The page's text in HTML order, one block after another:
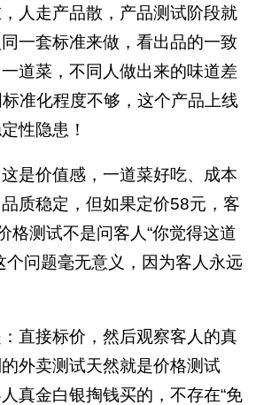
人走产品散，产品测试阶段就
一套标准来做，看出品的一致
道菜，不同人做出来的味道差
准化程度不够，这个产品上线
性隐患！
是价值感，一道菜好吃、成本
质稳定，但如果定价58元，客
格测试不是问客人“你觉得这道
问题毫无意义，因为客人永远
直接标价，然后观察客人的真
外卖测试天然就是价格测试
真金白银掏钱买的，不存在“免